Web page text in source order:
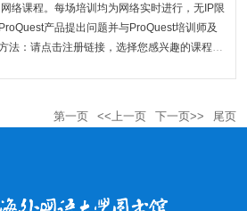
络课程。每场培训均为网络实时进行，无IP限
产品提出问题并与ProQuest培训师及
法：请点击注册链接，选择您感兴趣的课程注
第一页 <<上一页 下一页>> 尾页